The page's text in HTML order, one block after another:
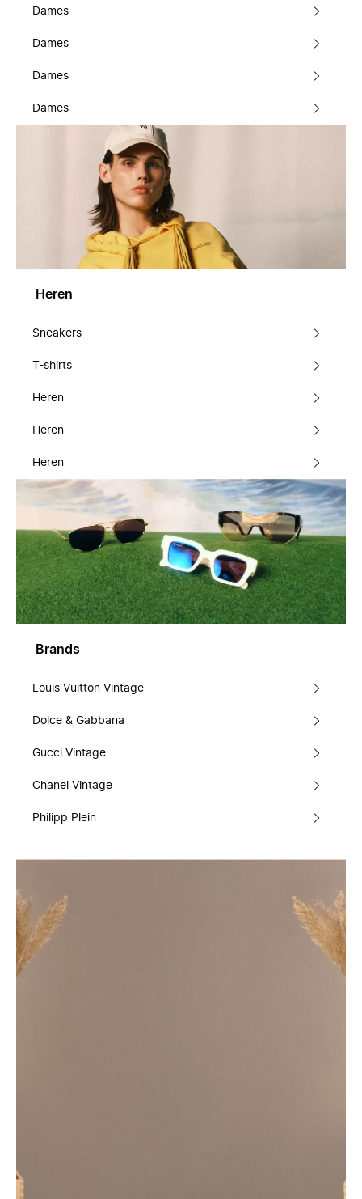
Dames
Dames
Dames
Dames
Heren
Sneakers
T-shirts
Heren
Heren
Heren
Brands
Louis Vuitton Vintage
Dolce & Gabbana
Gucci Vintage
Chanel Vintage
Philipp Plein